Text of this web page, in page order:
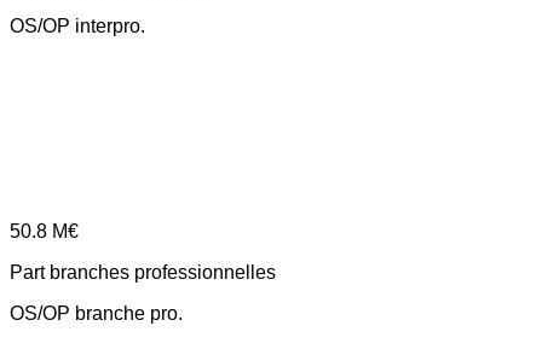
OS/OP interpro.
50.8 M€
Part branches professionnelles
OS/OP branche pro.